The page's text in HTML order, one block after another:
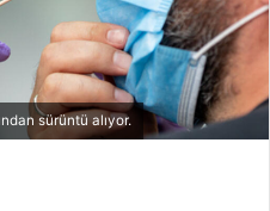
sürüntü alıyor.